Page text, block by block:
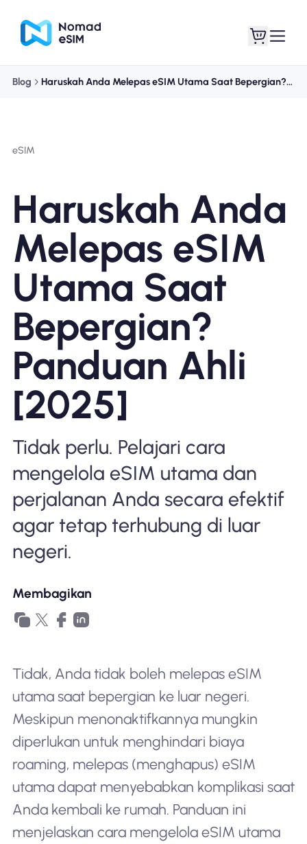
Paket Toko
Tentang eSIM
Mengapa Nomad eSIM
Menggunakan eSIM
Untuk bisnis
Blog Haruskah Anda Melepas eSIM Utama Saat Bepergian? Panduan Ahli [2025]
eSIM
Haruskah Anda
Melepas eSIM
Utama Saat
Bepergian?
Panduan Ahli
[2025]
Tidak perlu. Pelajari cara
mengelola eSIM utama dan
perjalanan Anda secara efektif
agar tetap terhubung di luar
negeri.
Membagikan
Tidak, Anda tidak boleh melepas eSIM
utama saat bepergian ke luar negeri.
Meskipun menonaktifkannya mungkin
diperlukan untuk menghindari biaya
roaming, melepas (menghapus) eSIM
utama dapat menyebabkan komplikasi saat
Anda kembali ke rumah. Panduan ini
menjelaskan cara mengelola eSIM utama